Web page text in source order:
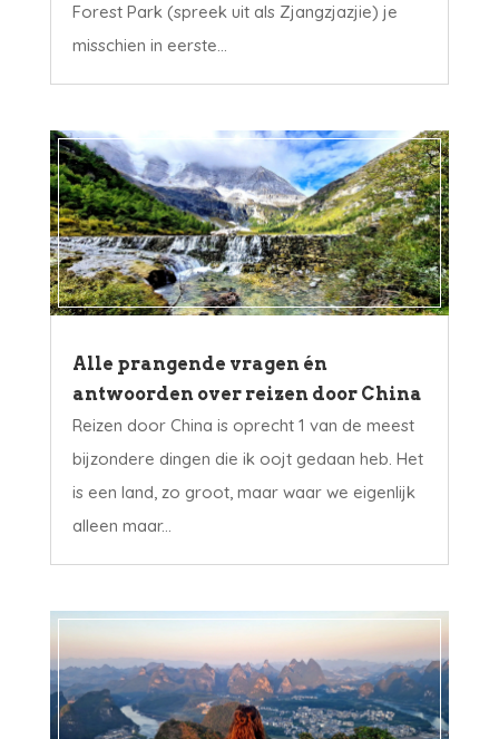
Forest Park (spreek uit als Zjangzjazjie) je
misschien in eerste...
Alle prangende vragen én
antwoorden over reizen door China
Reizen door China is oprecht 1 van de meest
bijzondere dingen die ik oojt gedaan heb. Het
is een land, zo groot, maar waar we eigenlijk
alleen maar...